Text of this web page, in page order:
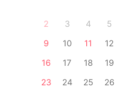
2
3 4 5
9
10 11 12
16
17 18 19
23
24 25 26